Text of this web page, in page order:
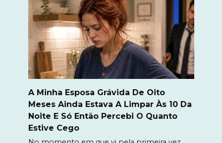
A Minha Esposa Grávida De Oito
Meses Ainda Estava A Limpar Às 10 Da
Noite E Só Então Percebi O Quanto
Estive Cego